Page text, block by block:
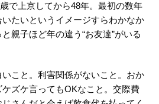
で上京してから48年。最初の数年
たいというイメージすらわかなか
親子ほど年の違う“お友達”がいる
こと。利害関係がないこと。おか
ズケ言ってもOKなこと。交際費